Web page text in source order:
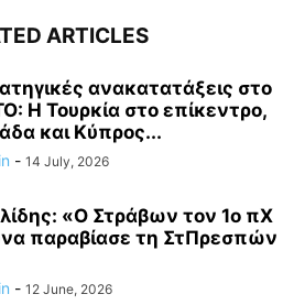
ARTICLES
ανακατατάξεις στο
Η Τουρκία στο επίκεντρο,
και Κύπρος...
- 14 July, 2026
«Ο Στράβων τον 1ο πΧ
παραβίασε τη ΣτΠρεσπών
- 12 June, 2026